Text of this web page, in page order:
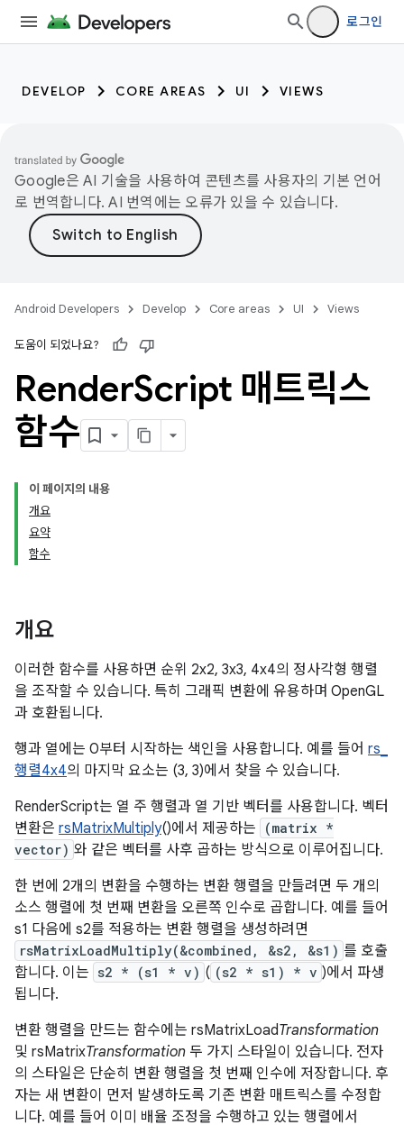
로그인
DEVELOP CORE AREAS UI VIEWS
Google은 AI 기술을 사용하여 콘텐츠를 사용자의 기본 언어
로 번역합니다. AI 번역에는 오류가 있을 수 있습니다.
Android Developers Develop Core areas UI Views
도움이 되었나요?
RenderScript 매트릭스
함수
이 페이지의 내용
개요
요약
함수
개요
이러한 함수를 사용하면 순위 2x2, 3x3, 4x4의 정사각형 행렬
을 조작할 수 있습니다. 특히 그래픽 변환에 유용하며 OpenGL
과 호환됩니다.
행과 열에는 0부터 시작하는 색인을 사용합니다. 예를 들어 rs_
행렬4x4의 마지막 요소는 (3, 3)에서 찾을 수 있습니다.
RenderScript는 열 주 행렬과 열 기반 벡터를 사용합니다. 벡터
변환은 rsMatrixMultiply()에서 제공하는
(matrix *
vector) 와 같은 벡터를 사후 곱하는 방식으로 이루어집니다.
한 번에 2개의 변환을 수행하는 변환 행렬을 만들려면 두 개의
소스 행렬에 첫 번째 변환을 오른쪽 인수로 곱합니다. 예를 들어
s1 다음에 s2를 적용하는 변환 행렬을 생성하려면
rsMatrixLoadMultiply(&combined, &s2, &s1) 를 호출
합니다. 이는 s2 * (s1 * v) ( (s2 * s1) * v )에서 파생
됩니다.
변환 행렬을 만드는 함수에는 rsMatrixLoadTransformation
및 rsMatrixTransformation 두 가지 스타일이 있습니다. 전자
의 스타일은 단순히 변환 행렬을 첫 번째 인수에 저장합니다. 후
자는 새 변환이 먼저 발생하도록 기존 변환 매트릭스를 수정합
니다. 예를 들어 이미 배율 조정을 수행하고 있는 행렬에서